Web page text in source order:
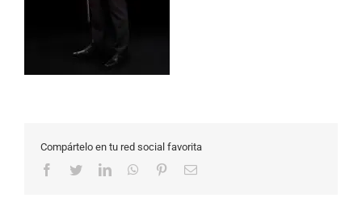
Compártelo en tu red social favorita
Facebook
TwitterLinkedInWhatsApp
PinterestCorreo